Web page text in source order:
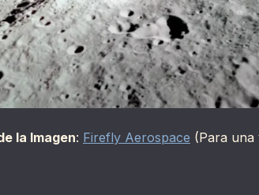
la Imagen: Firefly Aerospace (Para una